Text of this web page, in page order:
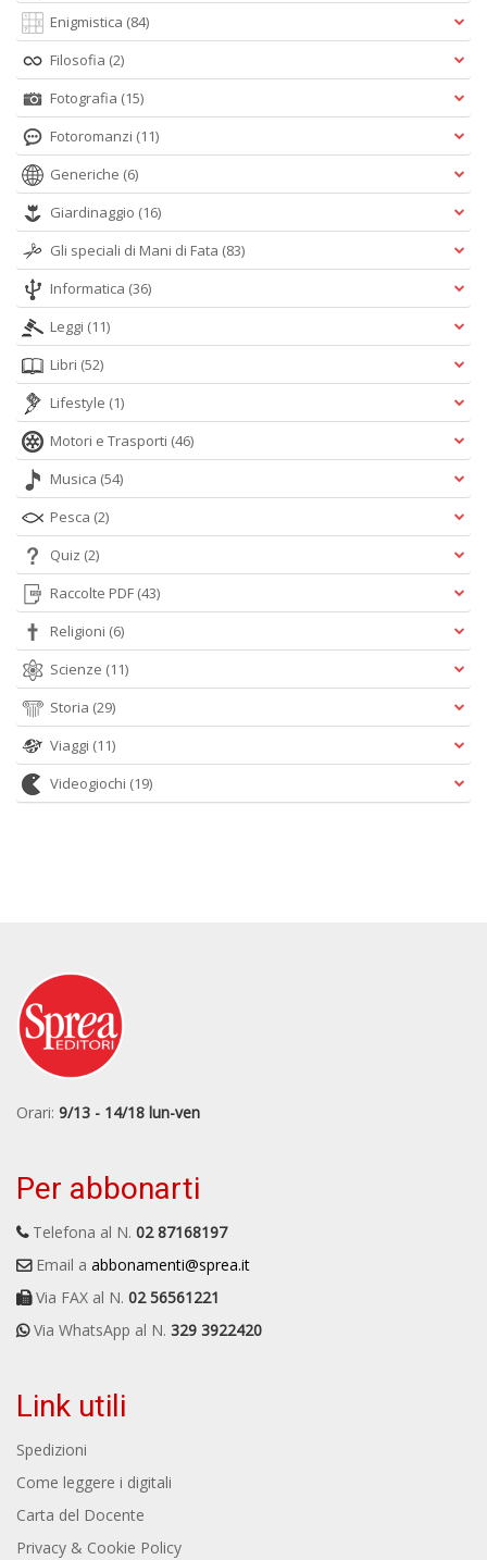
Enigmistica (84)
Filosofia (2)
Fotografia (15)
Fotoromanzi (11)
Generiche (6)
Giardinaggio (16)
Gli speciali di Mani di Fata (83)
Informatica (36)
Leggi (11)
Libri (52)
Lifestyle (1)
Motori e Trasporti (46)
Musica (54)
Pesca (2)
Quiz (2)
Raccolte PDF (43)
Religioni (6)
Scienze (11)
Storia (29)
Viaggi (11)
Videogiochi (19)
Orari: 9/13 - 14/18 lun-ven
Per abbonarti
Telefona al N. 02 87168197
Email a abbonamenti@sprea.it
Via FAX al N. 02 56561221
Via WhatsApp al N. 329 3922420
Link utili
Spedizioni
Come leggere i digitali
Carta del Docente
Privacy & Cookie Policy